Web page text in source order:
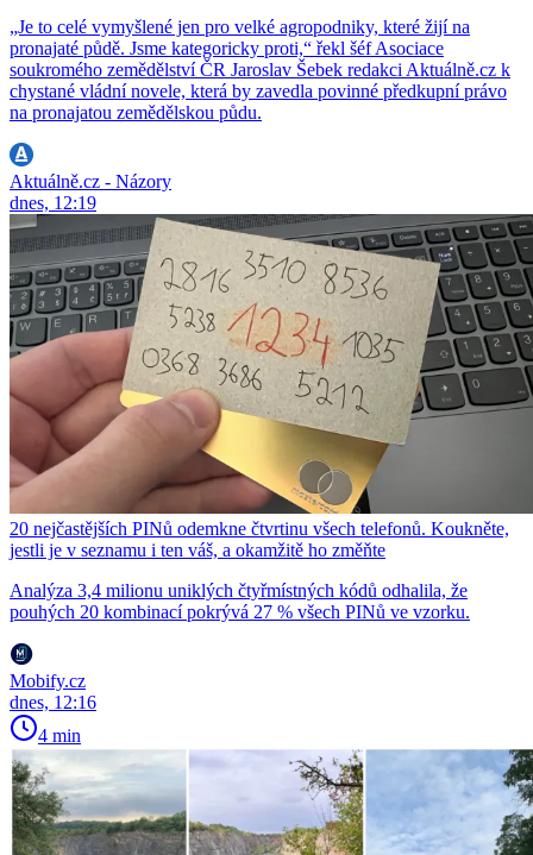
„Je to celé vymyšlené jen pro velké agropodniky, které žijí na
pronajaté půdě. Jsme kategoricky proti,“ řekl šéf Asociace
soukromého zemědělství ČR Jaroslav Šebek redakci Aktuálně.cz k
chystané vládní novele, která by zavedla povinné předkupní právo
na pronajatou zemědělskou půdu.
Aktuálně.cz - Názory
dnes, 12:19
20 nejčastějších PINů odemkne čtvrtinu všech telefonů. Koukněte,
jestli je v seznamu i ten váš, a okamžitě ho změňte
Analýza 3,4 milionu uniklých čtyřmístných kódů odhalila, že
pouhých 20 kombinací pokrývá 27 % všech PINů ve vzorku.
Mobify.cz
dnes, 12:16
4 min